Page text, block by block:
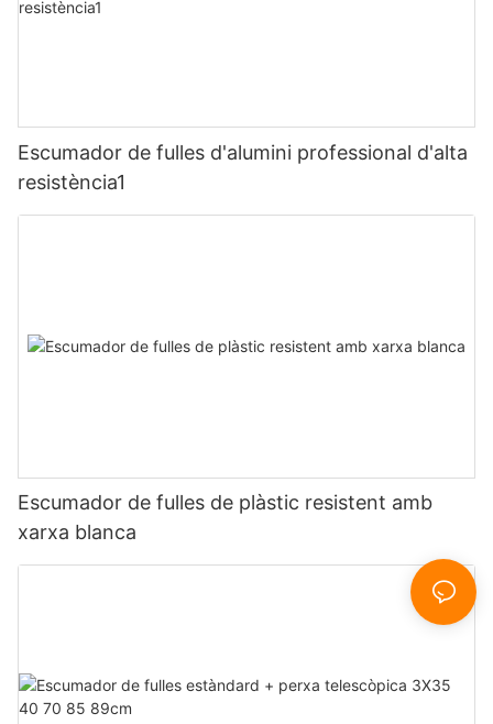
Escumador de fulles d'alumini professional d'alta
resistència1
Escumador de fulles de plàstic resistent amb
xarxa blanca